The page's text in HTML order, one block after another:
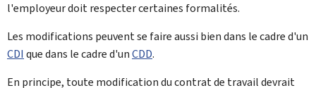
l'employeur doit respecter certaines formalités.
Les modifications peuvent se faire aussi bien dans le cadre d'un
CDI que dans le cadre d'unCDD.
En principe, toute modification du contrat de travail devrait